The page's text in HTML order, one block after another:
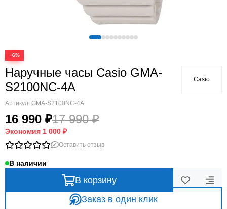
−6%
Наручные часы Casio GMA-
S2100NC-4A
Артикул: GMA-S2100NC-4A
16 990 ₽17 990 ₽
Экономия 1 000 ₽
Casio
Оставить отзыв
В наличии
В корзину
Заказ в один клик